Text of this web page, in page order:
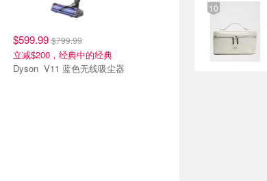
$599.99 $799.99
立减$200，经典中的经典
Dyson V11 蓝色无线吸尘器